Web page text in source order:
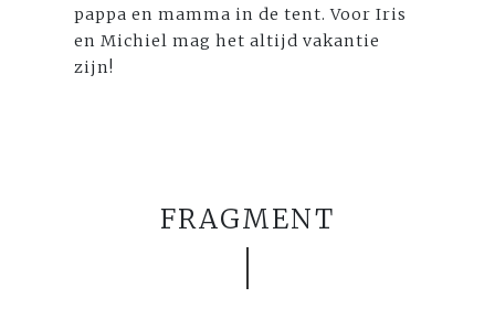
pappa en mamma in de tent. Voor Iris
en Michiel mag het altijd vakantie
zijn!
FRAGMENT